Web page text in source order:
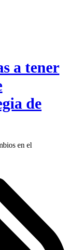
a tener
de
en el